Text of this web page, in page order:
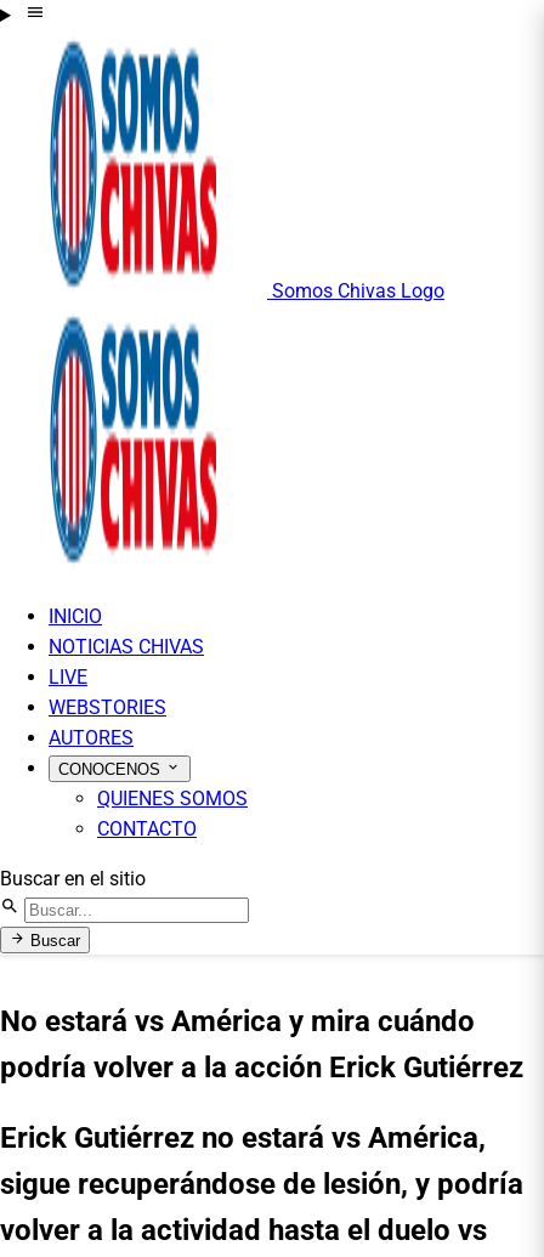
Somos Chivas Logo
INICIO
NOTICIAS CHIVAS
LIVE
WEBSTORIES
AUTORES
CONOCENOS
QUIENES SOMOS
CONTACTO
Buscar en el sitio
Buscar
No estará vs América y mira cuándo
podría volver a la acción Erick Gutiérrez
Erick Gutiérrez no estará vs América,
sigue recuperándose de lesión, y podría
volver a la actividad hasta el duelo vs